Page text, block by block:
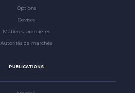
Options
Devises
Matières premières
Autorités de marchés
PUBLICATIONS